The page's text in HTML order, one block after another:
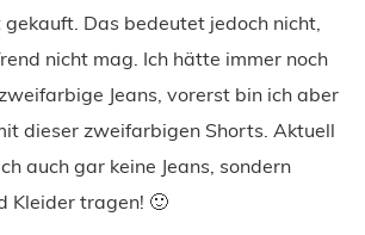
Das bedeutet jedoch nicht,
nicht mag. Ich hätte immer noch
Jeans, vorerst bin ich aber
dieser zweifarbigen Shorts. Aktuell
auch gar keine Jeans, sondern
Kleider tragen! 🙂